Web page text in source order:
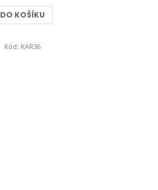
z
5
DO KOŠÍKU
Kód: KAR36